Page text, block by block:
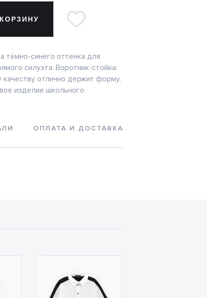
тёмно-синего оттенка для
силуэта. Воротник-стойка.
отлично держит форму.
изделие школьного
ОПЛАТА И ДОСТАВКА